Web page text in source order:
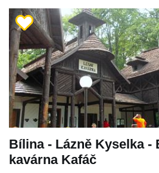
Bílina - Lázně Kyselka -
kavárna Kafáč